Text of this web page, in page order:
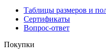
Таблицы размеров и
Сертификаты
Вопрос-ответ
Покупки